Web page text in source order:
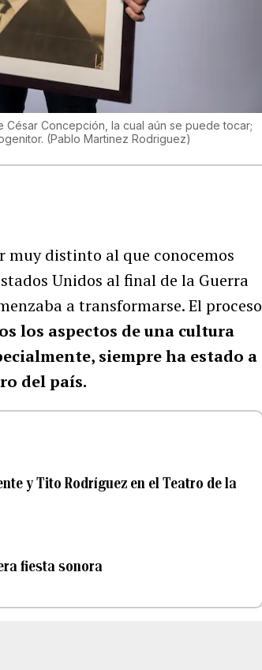
César Concepción, la cual aún se puede tocar;
(Pablo Martinez Rodriguez)
muy distinto al que conocemos
Unidos al final de la Guerra
a transformarse. El proceso
los aspectos de una cultura
siempre ha estado a
del país.
y Tito Rodríguez en el Teatro de la
fiesta sonora